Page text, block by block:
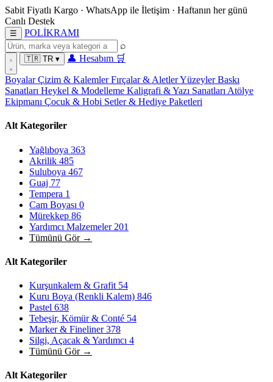
Sabit Fiyatlı Kargo · WhatsApp ile İletişim · Haftanın her günü
Canlı Destek
☰ POLİKRAMI
⌕
🇹🇷 TR ▾ 👤 Hesabım 🛒
BoyalarÇizim & KalemlerFırçalar & AletlerYüzeylerBaskı
Sanatları Heykel & Modelleme Kaligrafi & Yazı Sanatları Atölye
Ekipmanı Çocuk & Hobi Setler & Hediye Paketleri
Alt Kategoriler
Yağlıboya 363
Akrilik 485
Suluboya 467
Guaj 77
Tempera 1
Cam Boyası 0
Mürekkep 86
Yardımcı Malzemeler 201
Tümünü Gör →
Alt Kategoriler
Kurşunkalem & Grafit 54
Kuru Boya (Renkli Kalem) 846
Pastel 638
Tebeşir, Kömür & Conté 54
Marker & Fineliner378
Silgi, Açacak & Yardımcı 4
Tümünü Gör →
Alt Kategoriler